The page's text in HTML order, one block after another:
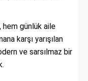
günlük aile
karşı yarışılan
ve sarsılmaz bir